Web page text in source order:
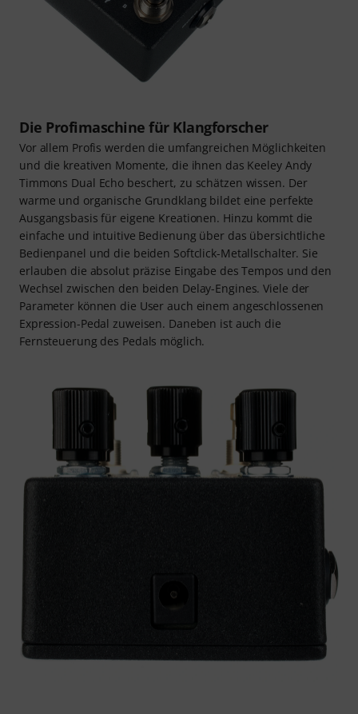
Die Profimaschine für Klangforscher
Vor allem Profis werden die umfangreichen Möglichkeiten
und die kreativen Momente, die ihnen das Keeley Andy
Timmons Dual Echo beschert, zu schätzen wissen. Der
warme und organische Grundklang bildet eine perfekte
Ausgangsbasis für eigene Kreationen. Hinzu kommt die
einfache und intuitive Bedienung über das übersichtliche
Bedienpanel und die beiden Softclick-Metallschalter. Sie
erlauben die absolut präzise Eingabe des Tempos und den
Wechsel zwischen den beiden Delay-Engines. Viele der
Parameter können die User auch einem angeschlossenen
Expression-Pedal zuweisen. Daneben ist auch die
Fernsteuerung des Pedals möglich.